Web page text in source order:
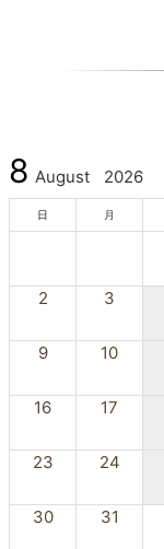
8 August 2026
日 月
2 3
9 10
16 17
23 24
30 31